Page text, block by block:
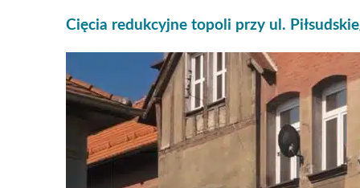
Cięcia redukcyjne topoli przy ul.